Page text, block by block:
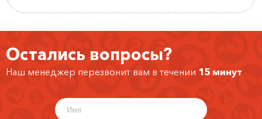
Остались вопросы?
Наш менеджер перезвонит вам в течении 15 минут